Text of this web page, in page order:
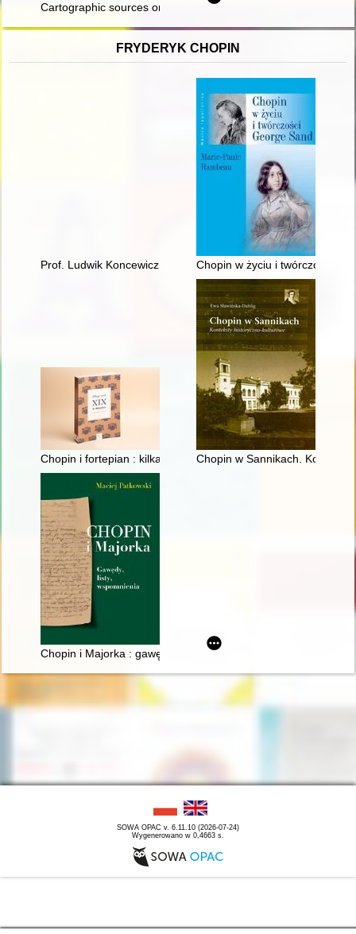
Cartographic sources on Finland in Polish documents
FRYDERYK CHOPIN
Prof. Ludwik Koncewicz (1790-1857). Nauczyciel Fryderyka
Chopin w życiu i twórczości
Chopin i fortepian : kilka uwag o relacji człowieka z
Chopin w Sannikach.
Chopin i Majorka : gawędy, listy, wspomnienia
SOWA OPAC v. 6.11.10 (2026-07-24)
Wygenerowano w 0,4663 s.